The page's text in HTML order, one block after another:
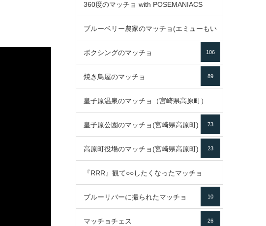
360度のマッチョ with POSEMANIACS
49
ブルーベリー農家のマッチョ(エミューもい
るよ) 72
ボクシングのマッチョ 106
焼き鳥屋のマッチョ 89
皇子原温泉のマッチョ（宮崎県高原町）
133
皇子原公園のマッチョ(宮崎県高原町) 73
高原町役場のマッチョ(宮崎県高原町) 23
『RRR』観て○○したくなったマッチョ
16
ブルーリバーに撮られたマッチョ 10
マッチョチェス 26